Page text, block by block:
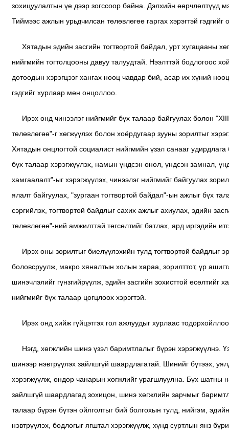
зохицуулалтын үе дээр зогссоор байна. Дэлхийн өөрчлөлтүүд
Тиймээс ажлын урьдчилсан төлөвлөгөө гаргах хэрэгтэй гэдгийг
Хятадын эдийн засгийн тогтвортой байдал, урт хугацааны
нийгмийн тогтолцооны давуу талуудтай. Нээлттэй бодлогоос
дотоодын хэрэгцээг хангах нөөц чавдар бий, асар их хүний
гэдгийг хурлаар мөн онцоллоо.
Ирэх онд чинээлэг нийгмийг бүх талаар байгуулах болон
төлөвлөгөө"-г хөгжүүлэх болон хоёрдугаар зууны зорилтыг
Хятадын онцлогтой социалист нийгмийн үзэл санааг
бүх талаар хэрэгжүүлэх, намын үндсэн онол, үндсэн замнал,
хамгаалалт"-ыг хэрэгжүүлэх, чинээлэг нийгмийг байгуулах
ялалт байгуулах, "зургаан тогтвортой байдал"-ын ажлыг бүх
сэргийлэх, тогтвортой байдлыг сахих ажлыг ахиулах, эдийн
төлөвлөгөө"-ний амжилттай төгсөлтийг батлах, ард иргэдийн
Ирэх оны зорилтыг биелүүлэхийн тулд тогтвортой байдлыг
боловсруулж, макро хяналтын холын хараа, зорилттот, үр
шинэчлэлийг гүнзгийрүүлж, эдийн засгийн зохисттой
нийгмийг бүх талаар цогцлоох хэрэгтэй.
Ирэх онд хийж гүйцэтгэх гол ажлуудыг хурлаас тодорхойллоо
Нэгд, хөгжлийн шинэ үзэл баримтлалыг бүрэн
шинээр нэвтрүүлэх зайлшгүй шаардлагатай. Шинийг бүтээх,
хэрэгжүүлж, өндөр чанарын хөгжлийг урагшлуулна. Бүх шатны
зайлшгүй шаардлагад зохицон, шинэ хөгжлийн зарчмыг
талаар бүрэн бүтэн ойлголтыг бий болгохын тулд, нийгэм,
нэвтрүүлэх, бодлогыг ягштал хэрэгжүүлж, хүнд суртлын янз